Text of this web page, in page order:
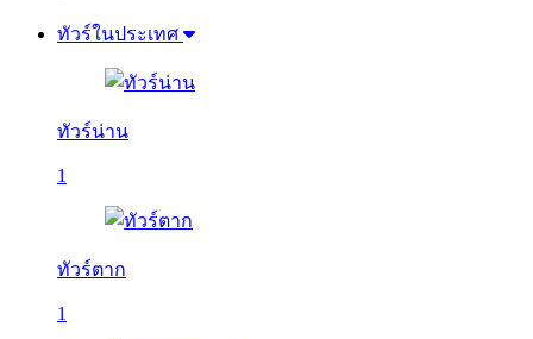
ทัวร์ในประเทศ
ทัวร์น่าน
1
ทัวร์ตาก
1